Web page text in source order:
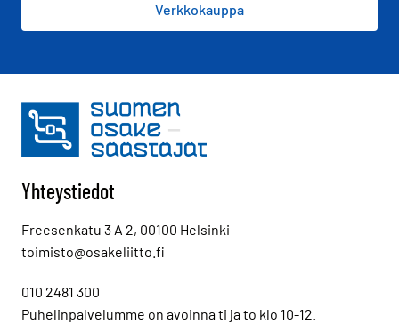
Verkkokauppa
Yhteystiedot
Freesenkatu 3 A 2, 00100 Helsinki
toimisto@osakeliitto.fi
010 2481 300
Puhelinpalvelumme on avoinna ti ja to klo 10-12.